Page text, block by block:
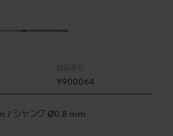
製品番号:
Y900064
/ シャンク Ø0.8 mm